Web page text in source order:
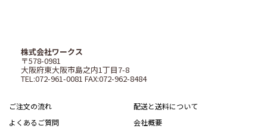
株式会社ワークス
〒578-0981
大阪府東大阪市島之内1丁目7-8
TEL:072-961-0081 FAX:072-962-8484
ご注文の流れ
配送と送料について
よくあるご質問
会社概要